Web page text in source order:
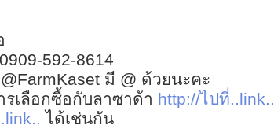
592-8614
มี @ ด้วยนะคะ
รเลือกซื้อกับลาซาด้า http://ไปที่..link..
ได้เช่นกัน